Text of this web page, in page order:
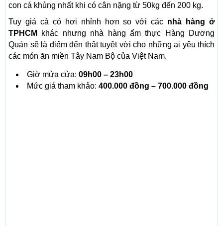
con cá khủng nhất khi có cân nặng từ 50kg đến 200 kg.
Tuy giá cả có hơi nhỉnh hơn so với các nhà hàng ở
TPHCM
khác nhưng nhà hàng ẩm thực Hàng Dương
Quán sẽ là điểm đến thật tuyệt vời cho những ai yêu thích
các món ăn miền Tây Nam Bộ của Việt Nam.
Giờ mửa cửa: 09h00 – 23h00
Mức giá tham khảo: 400.000 đồng – 700.000 đồng